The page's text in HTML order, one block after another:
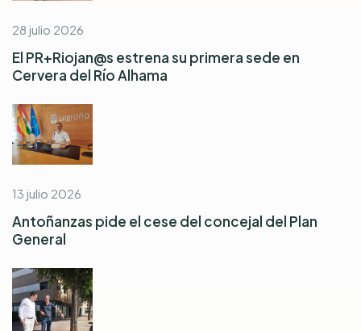
28 julio 2026
El PR+Riojan@s estrena su primera sede en
Cervera del Río Alhama
13 julio 2026
Antoñanzas pide el cese del concejal del Plan
General